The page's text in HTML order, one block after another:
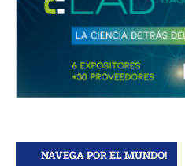
NAVEGA POR EL MUNDO!